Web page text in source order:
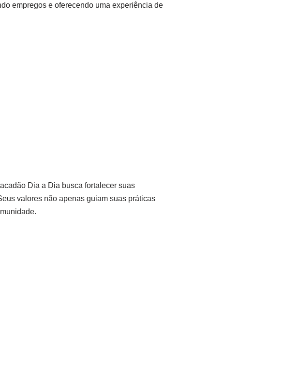
empregos e oferecendo uma experiência de
Dia a Dia busca fortalecer suas
valores não apenas guiam suas práticas